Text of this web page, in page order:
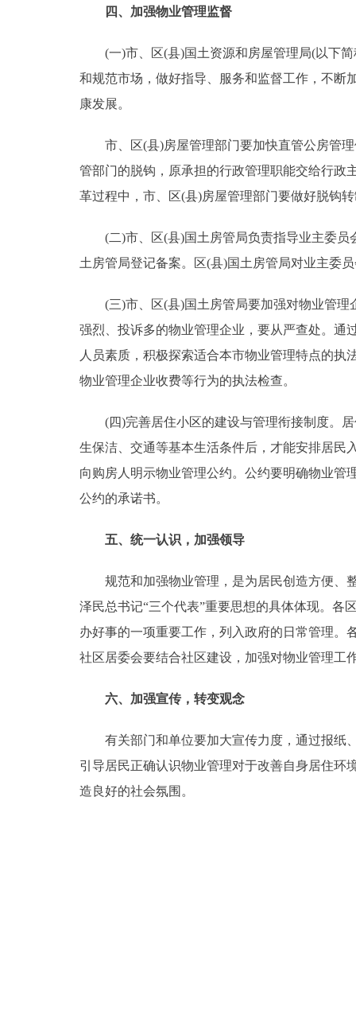
四、加强物业管理监督
(一)市、区(县)国土资源和房屋管理局(以下简
和规范市场，做好指导、服务和监督工作，不断
康发展。
市、区(县)房屋管理部门要加快直管公房管理
管部门的脱钩，原承担的行政管理职能交给行政
革过程中，市、区(县)房屋管理部门要做好脱钩
(二)市、区(县)国土房管局负责指导业主委员
土房管局登记备案。区(县)国土房管局对业主委
(三)市、区(县)国土房管局要加强对物业管理
强烈、投诉多的物业管理企业，要从严查处。通
人员素质，积极探索适合本市物业管理特点的
物业管理企业收费等行为的执法检查。
(四)完善居住小区的建设与管理衔接制度。居
生保洁、交通等基本生活条件后，才能安排居民
向购房人明示物业管理公约。公约要明确物业管
公约的承诺书。
五、统一认识，加强领导
规范和加强物业管理，是为居民创造方便、整
泽民总书记“三个代表”重要思想的具体体现。各
办好事的一项重要工作，列入政府的日常管理。
社区居委会要结合社区建设，加强对物业管理工
六、加强宣传，转变观念
有关部门和单位要加大宣传力度，通过报纸、
引导居民正确认识物业管理对于改善自身居住环
造良好的社会氛围。